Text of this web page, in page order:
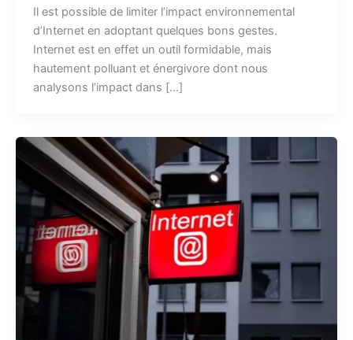
Il est possible de limiter l’impact environnemental
d’Internet en adoptant quelques bons gestes.
Internet est en effet un outil formidable, mais
hautement polluant et énergivore dont nous
analysons l’impact dans […]